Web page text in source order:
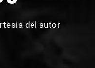
del autor